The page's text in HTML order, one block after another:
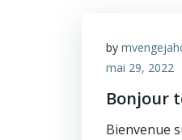
by
mai 29, 2022
Bonjour
Bienvenue